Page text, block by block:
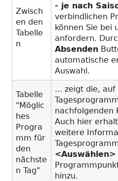
Zwisch
en den
Tabelle
n
- je nach
verbindlichen
können Sie bei
anfordern.
Absenden
automatische
Auswahl.
Tabelle
"Möglic
hes
Progra
mm für
den
nächste
n Tag"
... zeigt die,
nachfolgenden
Auch hier
weitere
<Auswählen>
hinzu.